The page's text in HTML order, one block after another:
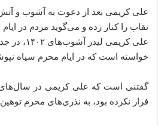
علی کریمی بعد از دعوت به آشوب و
نقاب را کنار زده و می‌گوید مردم در
علی کریمی
خواسته است که در ایام محرم سیاه
گفتنی است که علی کریمی در سال‌های
فرار نکرده بود، به نذری‌های محرم